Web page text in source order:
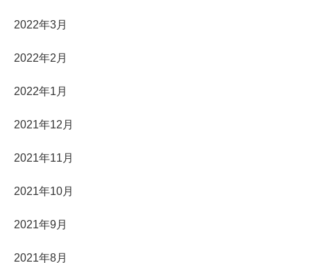
2022年3月
2022年2月
2022年1月
2021年12月
2021年11月
2021年10月
2021年9月
2021年8月